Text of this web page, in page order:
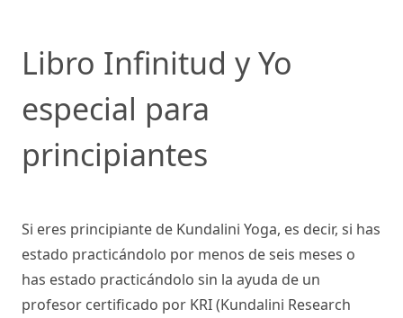
Libro Infinitud y Yo
especial para
principiantes
Si eres principiante de Kundalini Yoga, es decir, si has
estado practicándolo por menos de seis meses o
has estado practicándolo sin la ayuda de un
profesor certificado por KRI (Kundalini Research